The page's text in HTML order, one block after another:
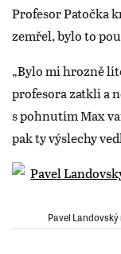
Profesor Patočka
zemřel, bylo to
„Bylo mi hrozně
profesora zatkli a
s pohnutím Max
pak ty výslechy
Pavel